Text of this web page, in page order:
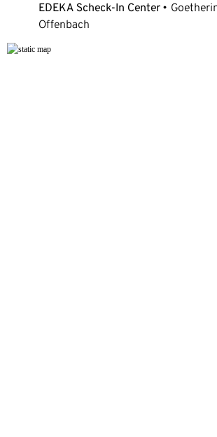
EDEKA Scheck-In Center
Offenbach